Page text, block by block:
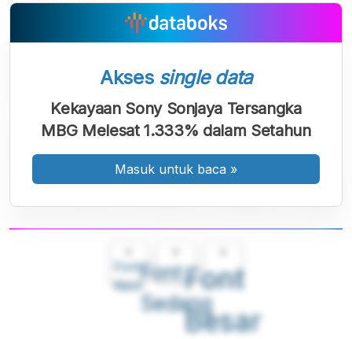
Font
Kecil
Font
Sedang
Font
Besar
Akses single data
Kekayaan Sony Sonjaya Tersangka
MBG Melesat 1.333% dalam Setahun
Masuk untuk baca »